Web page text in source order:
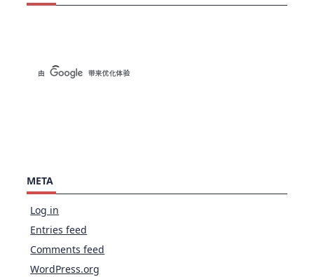
META
Log in
Entries feed
Comments feed
WordPress.org